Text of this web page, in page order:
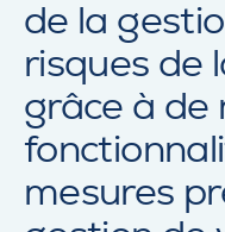
de la
risques de
grâce à de
mesures